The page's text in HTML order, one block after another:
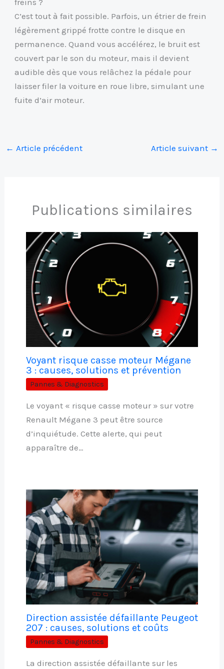
C’est tout à fait possible. Parfois, un étrier de frein
légèrement grippé frotte contre le disque en
permanence. Quand vous accélérez, le bruit est
couvert par le son du moteur, mais il devient
audible dès que vous relâchez la pédale pour
laisser filer la voiture en roue libre, simulant une
fuite d’air moteur.
← Article précédent Article suivant →
Publications similaires
Voyant risque casse moteur Mégane
3 : causes, solutions et prévention
Pannes & Diagnostics
Le voyant « risque casse moteur » sur votre
Renault Mégane 3 peut être source
d’inquiétude. Cette alerte, qui peut
apparaître de…
Direction assistée défaillante Peugeot
207 : causes, solutions et coûts
Pannes & Diagnostics
La direction assistée défaillante sur les